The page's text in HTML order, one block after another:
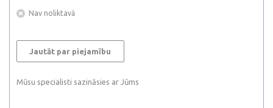
Nav noliktavā
Jautāt par piejamību
Mūsu specialisti sazināsies ar Jūms